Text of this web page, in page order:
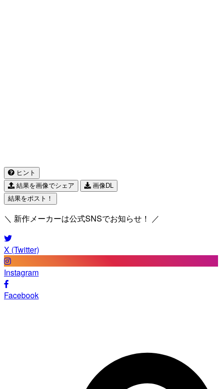
ヒント
結果を画像でシェア
画像DL
結果をポスト！
＼ 新作メーカーは公式SNSでお知らせ！ ／
X (Twitter)
Instagram
Facebook